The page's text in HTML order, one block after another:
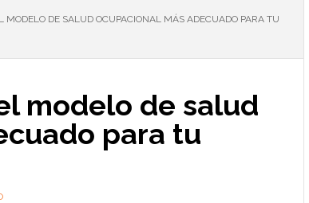
MODELO DE SALUD OCUPACIONAL MÁS ADECUADO PARA TU
modelo de salud
para tu